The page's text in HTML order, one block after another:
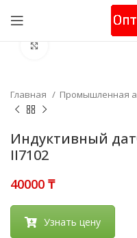
Главная Промышленная
Индуктивный
II7102
₸
Узнать цену